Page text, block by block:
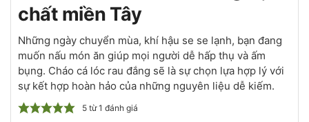
chất miền Tây
Những ngày chuyển mùa, khí hậu se se lạnh, bạn đang
muốn nấu món ăn giúp mọi người dễ hấp thụ và ấm
bụng. Cháo cá lóc rau đắng sẽ là sự chọn lựa hợp lý với
sự kết hợp hoàn hảo của những nguyên liệu dễ kiếm.
5từ 1 đánh giá